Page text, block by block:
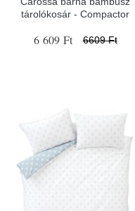
tárolókosár - Compactor
6 609 Ft 6609 Ft